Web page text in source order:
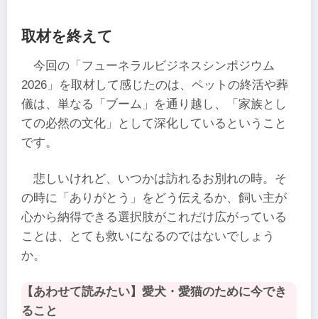
取材を終えて
今回の「フューネラルビジネスシンポジウム
2026」を取材して感じたのは、ペットの終活や葬
儀は、単なる「ブーム」を通り越し、「家族とし
ての必然の文化」として深化しているということ
です。
悲しいけれど、いつかは訪れるお別れの時。そ
の時に「ありがとう」をどう伝えるか、飼い主が
心から納得できる選択肢がこれだけ広がっている
ことは、とても救いになるのではないでしょう
か。
【あわせて読みたい】愛犬・愛猫のために今でき
ること